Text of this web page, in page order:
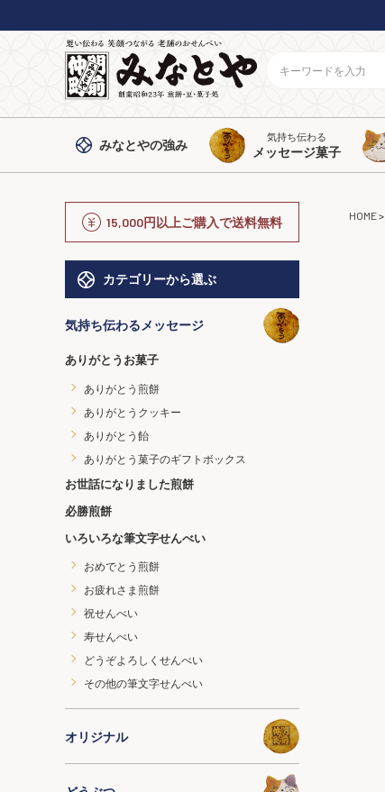
みなとやの強み
気持ち伝わる
メッセージ菓子
15,000円以上ご購入で送料無料
カテゴリーから選ぶ
気持ち伝わるメッセージ
ありがとうお菓子
ありがとう煎餅
ありがとうクッキー
ありがとう飴
ありがとう菓子のギフトボックス
お世話になりました煎餅
必勝煎餅
いろいろな筆文字せんべい
おめでとう煎餅
お疲れさま煎餅
祝せんべい
寿せんべい
どうぞよろしくせんべい
その他の筆文字せんべい
オリジナル
HOME